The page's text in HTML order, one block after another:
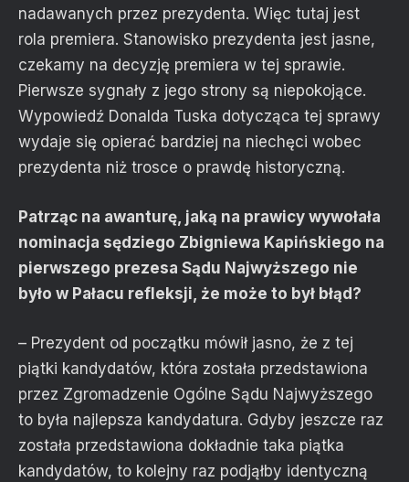
nadawanych przez prezydenta. Więc tutaj jest
rola premiera. Stanowisko prezydenta jest jasne,
czekamy na decyzję premiera w tej sprawie.
Pierwsze sygnały z jego strony są niepokojące.
Wypowiedź Donalda Tuska dotycząca tej sprawy
wydaje się opierać bardziej na niechęci wobec
prezydenta niż trosce o prawdę historyczną.
Patrząc na awanturę, jaką na prawicy wywołała
nominacja sędziego Zbigniewa Kapińskiego na
pierwszego prezesa Sądu Najwyższego nie
było w Pałacu refleksji, że może to był błąd?
– Prezydent od początku mówił jasno, że z tej
piątki kandydatów, która została przedstawiona
przez Zgromadzenie Ogólne Sądu Najwyższego
to była najlepsza kandydatura. Gdyby jeszcze raz
została przedstawiona dokładnie taka piątka
kandydatów, to kolejny raz podjąłby identyczną